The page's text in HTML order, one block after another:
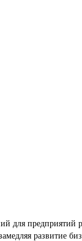
для предприятий
развитие